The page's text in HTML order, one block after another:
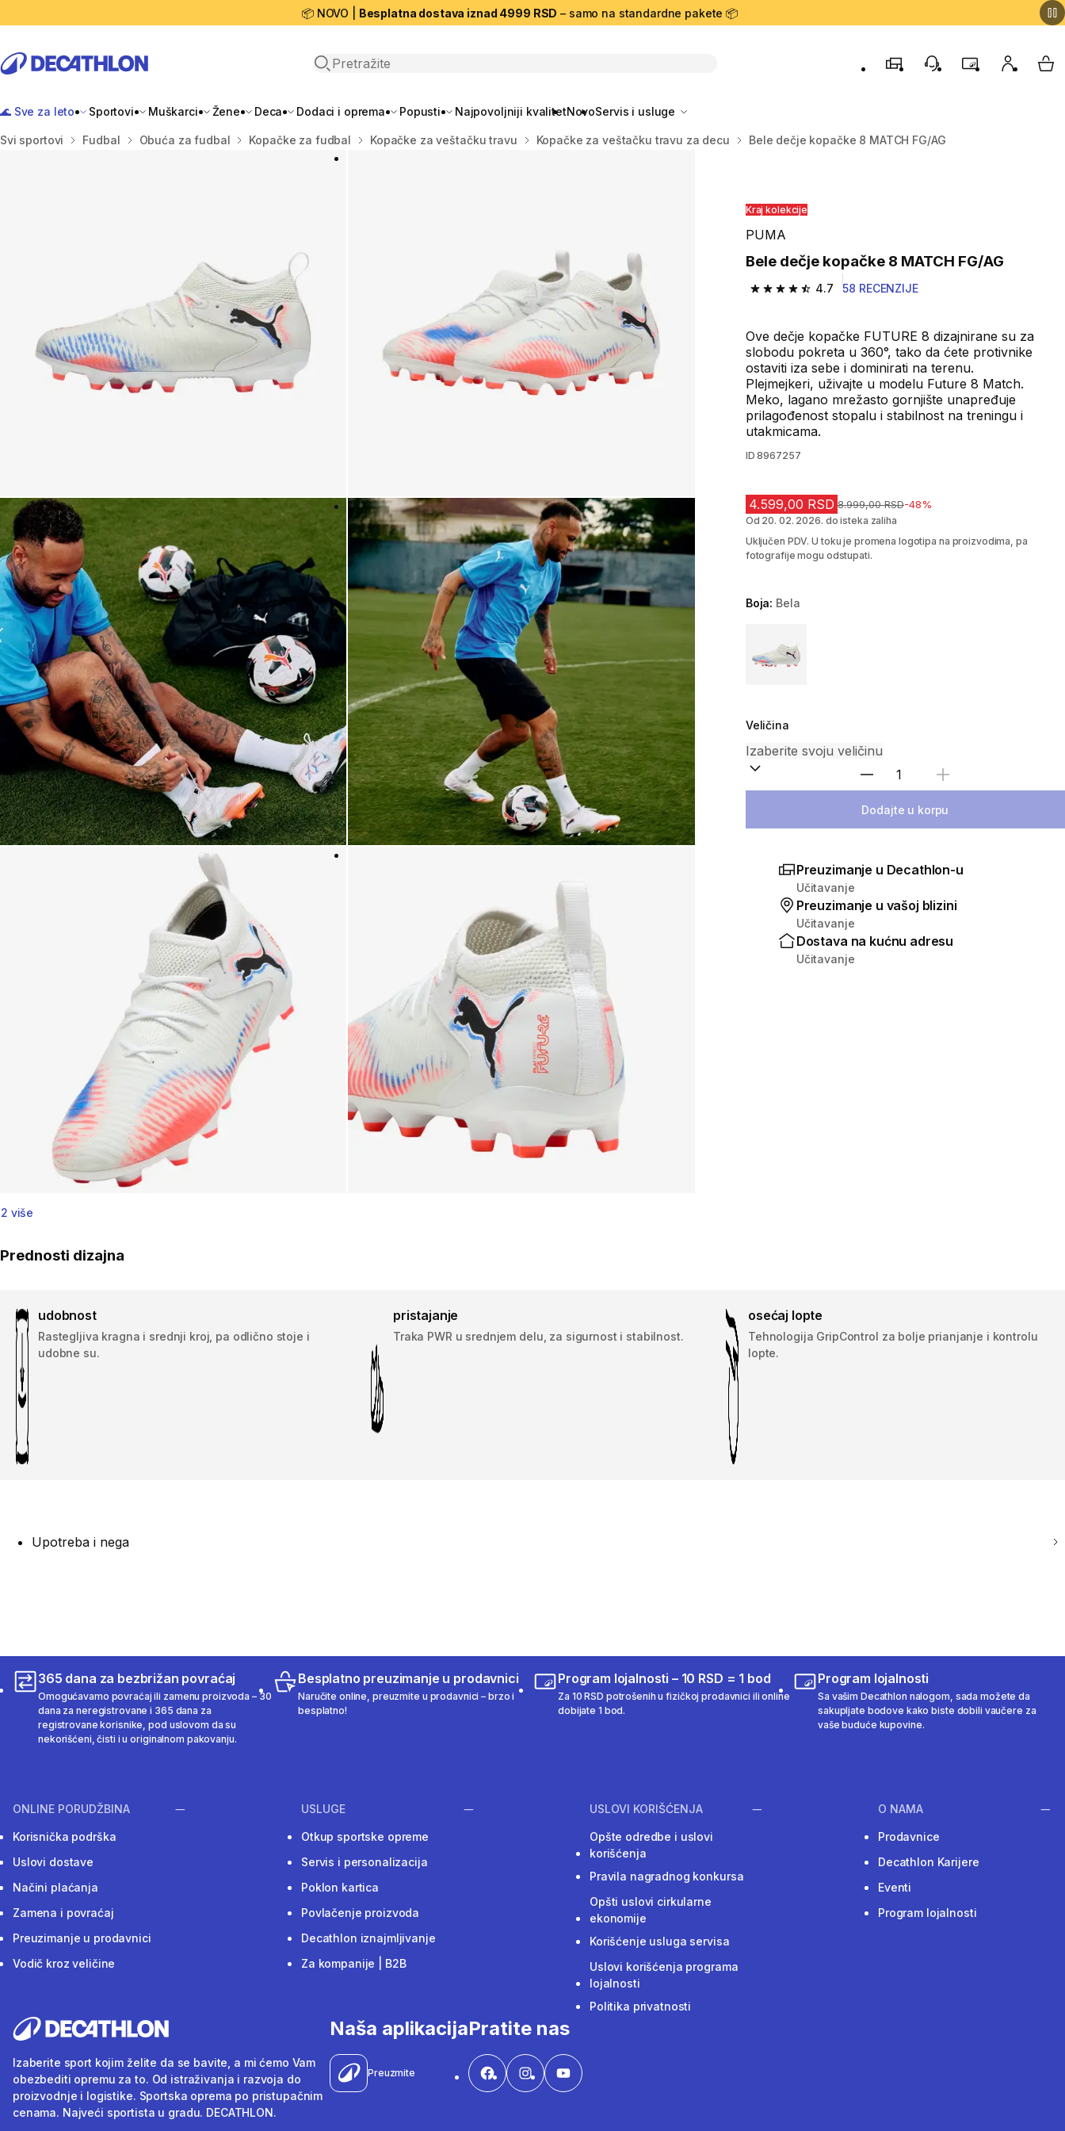
📦 NOVO | Besplatna dostava iznad 4999 RSD – samo na standardne pakete 📦
Open search
ProdavniceKorisnička podrška
ProgramMoj nalogMy
🌊 Sve za leto Sportovi Muškarci Žene Deca Dodaci i oprema Popusti Najpovoljniji kvalitetNovoServis i usluge
Početna stranica
Svi sportovi Fudbal Obuća za fudbal Kopačke za fudbal Kopačke za veštačku travu Kopačke za veštačku travu za decu Bele dečje kopačke 8 MATCH FG/AG
2 više
Kraj kolekcije
PUMA
Bele dečje kopačke 8 MATCH FG/AG
4.7
4.7 od 5 zvezdica from 58 Recenzije
58 RECENZIJE
Ove dečje kopačke FUTURE 8 dizajnirane su za
slobodu pokreta u 360°, tako da ćete protivnike
ostaviti iza sebe i dominirati na terenu.
Plejmejkeri, uživajte u modelu Future 8 Match.
Meko, lagano mrežasto gornjište unapređuje
prilagođenost stopalu i stabilnost na treningu i
utakmicama.
ID 8967257
4.599,00 RSD Cena pre sniženja
8.999,00 RSD-48%
Od 20. 02. 2026. do isteka zaliha
Uključen PDV. U toku je promena logotipa na proizvodima, pa
fotografije mogu odstupati.
Boja: Bela
Veličina
Izaberi količinu
Dodajte u korpu
Preuzimanje u Decathlon-u
Učitavanje
Preuzimanje u vašoj blizini
Učitavanje
Dostava na kućnu adresu
Učitavanje
Prednosti dizajna
udobnost
Rastegljiva kragna i srednji kroj, pa odlično stoje i
udobne su.
pristajanje
Traka PWR u srednjem delu, za sigurnost i stabilnost.
osećaj lopte
Tehnologija GripControl za bolje prianjanje i kontrolu
lopte.
Upotreba i nega
365 dana za bezbrižan povraćaj
Omogućavamo povraćaj ili zamenu proizvoda – 30
dana za neregistrovane i 365 dana za
registrovane korisnike, pod uslovom da su
nekorišćeni, čisti i u originalnom pakovanju.
Besplatno preuzimanje u prodavnici
Naručite online, preuzmite u prodavnici – brzo i
besplatno!
Program lojalnosti – 10 RSD = 1 bod
Za 10 RSD potrošenih u fizičkoj prodavnici ili online
dobijate 1 bod.
Program lojalnosti
Sa vašim Decathlon nalogom, sada možete da
sakupljate bodove kako biste dobili vaučere za
vaše buduće kupovine.
ONLINE PORUDŽBINA
Korisnička podrška
Uslovi dostave
Načini plaćanja
Zamena i povraćaj
Preuzimanje u prodavnici
Vodič kroz veličine
USLUGE
Otkup sportske opreme
Servis i personalizacija
Poklon kartica
Povlačenje proizvoda
Decathlon iznajmljivanje
Za kompanije | B2B
USLOVI KORIŠĆENJA
Opšte odredbe i uslovi
korišćenja
Pravila nagradnog konkursa
Opšti uslovi cirkularne
ekonomije
Korišćenje usluga servisa
Uslovi korišćenja programa
lojalnosti
Politika privatnosti
O NAMA
Prodavnice
Decathlon Karijere
Eventi
Program lojalnosti
Izaberite sport kojim želite da se bavite, a mi ćemo Vam
obezbediti opremu za to. Od istraživanja i razvoja do
proizvodnje i logistike. Sportska oprema po pristupačnim
cenama. Najveći sportista u gradu. DECATHLON.
Naša aplikacija
Preuzmite
Pratite nas